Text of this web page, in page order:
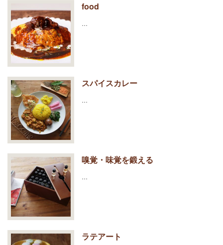
food
…
スパイスカレー
…
嗅覚・味覚を鍛える
…
ラテアート